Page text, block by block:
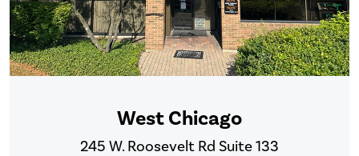
West Chicago
245 W. Roosevelt Rd Suite 133